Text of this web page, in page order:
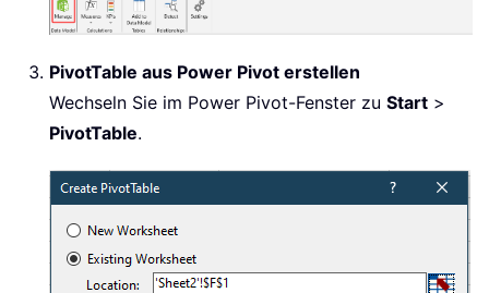
PivotTable aus Power Pivot erstellen
Wechseln Sie im Power Pivot-Fenster zu Start >
PivotTable.